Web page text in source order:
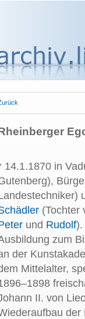
14.1.1870 in
(Tochter
und Rudolf).
zum
der
Mittelalter,
II. von
der